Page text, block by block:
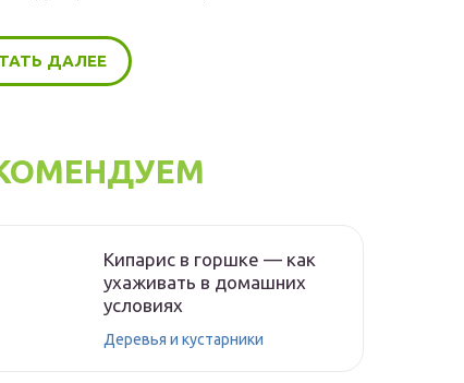
ДАЛЕЕ
Кипарис в горшке — как
ухаживать в домашних
условиях
Деревья и кустарники